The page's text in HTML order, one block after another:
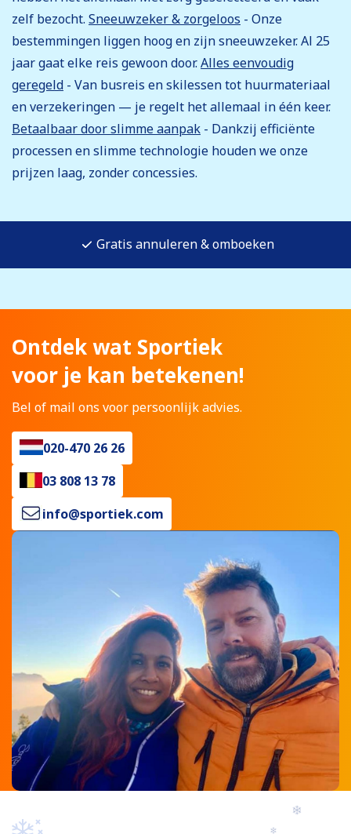
zelf bezocht. Sneeuwzeker & zorgeloos - Onze
bestemmingen liggen hoog en zijn sneeuwzeker. Al 25
jaar gaat elke reis gewoon door.Alles eenvoudig
geregeld - Van busreis en skilessen tot huurmateriaal
en verzekeringen — je regelt het allemaal in één keer.
Betaalbaar door slimme aanpak - Dankzij efficiënte
processen en slimme technologie houden we onze
prijzen laag, zonder concessies.
Gratis annuleren & omboeken
Ontdek wat Sportiek
voor je kan betekenen!
Bel of mail ons voor persoonlijk advies.
020-470 26 26
03 808 13 78
info@sportiek.com